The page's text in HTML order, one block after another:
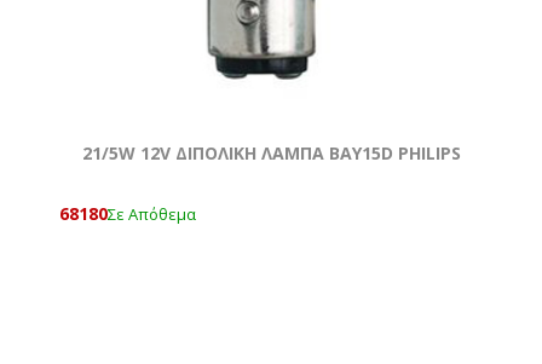
21/5W 12V ΔΙΠΟΛΙΚΗ ΛΑΜΠΑ BAY15D PHILIPS
68180Σε Απόθεμα